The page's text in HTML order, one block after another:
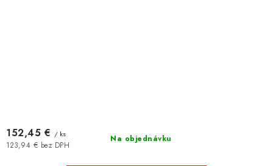
Na objednávku
123,94 € bez DPH
152,45 € / ks